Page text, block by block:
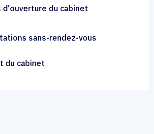
d'ouverture du cabinet
sans-rendez-vous
du cabinet